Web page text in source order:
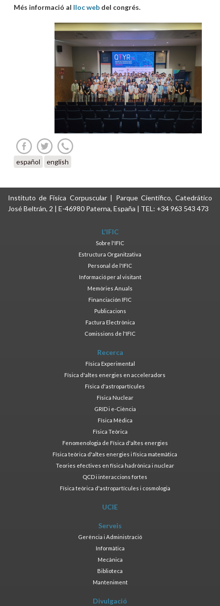
Més informació al lloc webdel congrés.
español english
Instituto de Física Corpuscular | Parque Científico, Catedrático
José Beltrán, 2 | E-46980 Paterna, España | TEL: +34 963 543 473
L'IFIC
Sobre l'IFIC
Estructura Organitzativa
Personal de l'IFIC
Informació per al visitant
Memòries Anuals
Financiación IFIC
Publicacions
Factura Electrònica
Comissions de l'IFIC
Recerca
Física Experimental
Física d'altes energies en acceleradors
Física d'astropartícules
Física Nuclear
GRID i e-Ciència
Física Mèdica
Física Teòrica
Fenomenologia de Física d'altes energies
Física teòrica d'altes energies i física matemàtica
Teories efectives en física hadrònica i nuclear
QCD i interaccions fortes
Física teòrica d'astropartícules i cosmologia
UCIE
Serveis
Gerència i Administració
Informàtica
Mecànica
Biblioteca
Manteniment
Divulgació